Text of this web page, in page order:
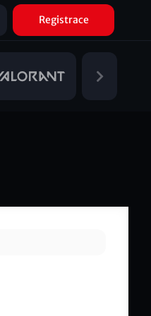
Registrace